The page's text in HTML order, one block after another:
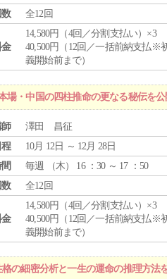
数
全12回
14,580円（4回／分割支払い）×3
40,500円（12回／一括前納支払※
義開始前まで）
・中国の四柱推命の更なる秘伝を
澤田 昌征
程
10月 12日 ～ 12月 28日
毎週 （木） 16 ：30 ～ 17 ：50
数
全12回
14,580円（4回／分割支払い）×3
40,500円（12回／一括前納支払※
義開始前まで）
の細密分析と一生の運命の推理方法